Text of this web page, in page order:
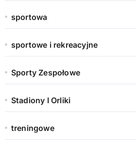
sportowa
sportowe i rekreacyjne
Sporty Zespołowe
Stadiony I Orliki
treningowe